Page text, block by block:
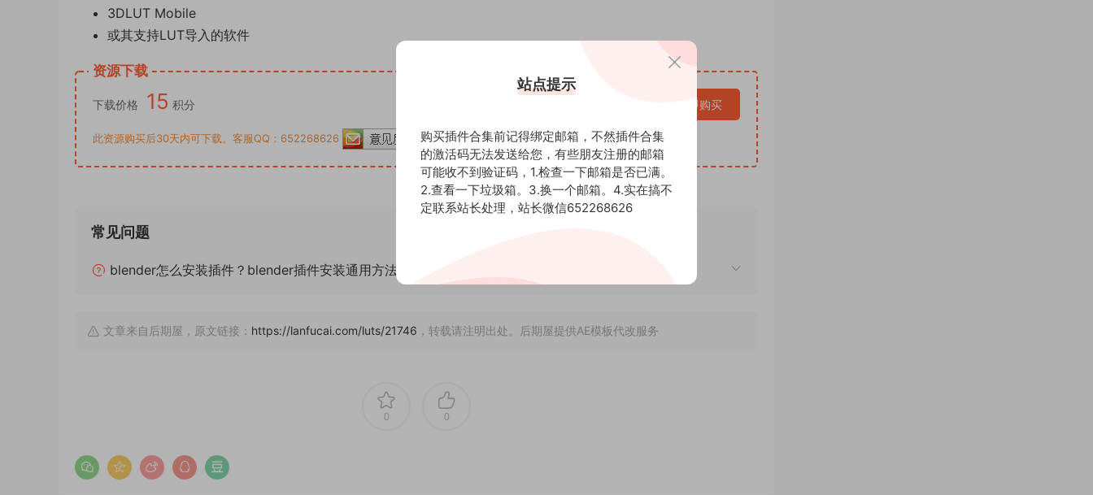
3DLUT Mobile
或其支持LUT导入的软件
资源下载
下载价格 15 积分 立即购买
此资源购买后30天内可下载。客服QQ：652268626
常见问题
blender怎么安装插件？blender插件安装通用方法！
文章来自后期屋，原文链接： https://lanfucai.com/luts/21746 ，转载请注明出处。后期屋提供AE模板代改服务
0 0
站点提示
购买插件合集前记得绑定邮箱，不然插件合集
的激活码无法发送给您，有些朋友注册的邮箱
可能收不到验证码，1.检查一下邮箱是否已满。
2.查看一下垃圾箱。3.换一个邮箱。4.实在搞不
定联系站长处理，站长微信652268626